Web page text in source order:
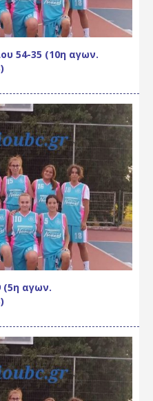
54-35 (10η αγων.
(5η αγων.